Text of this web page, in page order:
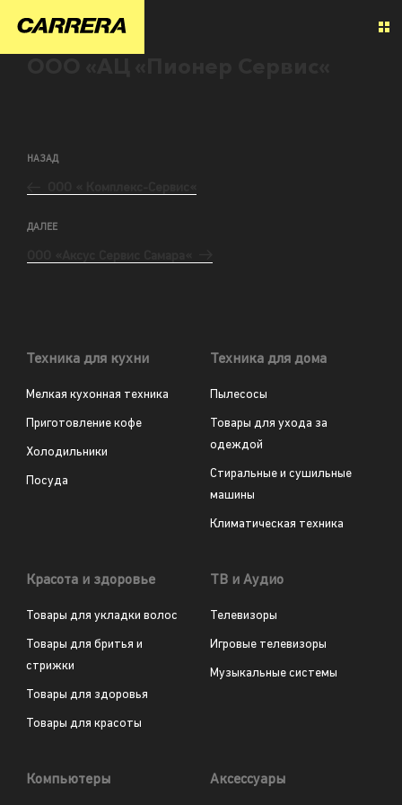
НАЗАД
ДАЛЕЕ
Техника для кухни
Мелкая кухонная техника
Приготовление кофе
Холодильники
Посуда
Техника для дома
Пылесосы
Товары для ухода за
одеждой
Стиральные и сушильные
машины
Климатическая техника
Красота и здоровье
Товары для укладки волос
Товары для бритья и
стрижки
Товары для здоровья
Товары для красоты
ТВ и Аудио
Телевизоры
Игровые телевизоры
Музыкальные системы
Компьютеры Аксессуары